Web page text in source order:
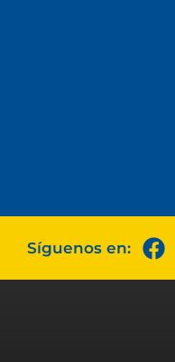
Síguenos en: